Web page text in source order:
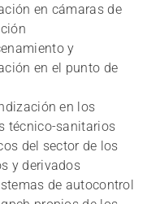
en cámaras de
y
en el punto de
en los
técnico-sanitarios
del sector de los
y derivados
de autocontrol